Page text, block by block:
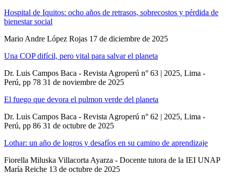
Hospital de Iquitos: ocho años de retrasos, sobrecostos y pérdida de
bienestar social
Mario Andre López Rojas 17 de diciembre de 2025
Una COP difícil, pero vital para salvar el planeta
Dr. Luis Campos Baca - Revista Agroperú n° 63 | 2025, Lima -
Perú, pp 78 31 de noviembre de 2025
El fuego que devora el pulmon verde del planeta
Dr. Luis Campos Baca - Revista Agroperú n° 62 | 2025, Lima -
Perú, pp 86 31 de octubre de 2025
Lothar: un año de logros y desafíos en su camino de aprendizaje
Fiorella Miluska Villacorta Ayarza - Docente tutora de la IEI UNAP
María Reiche 13 de octubre de 2025